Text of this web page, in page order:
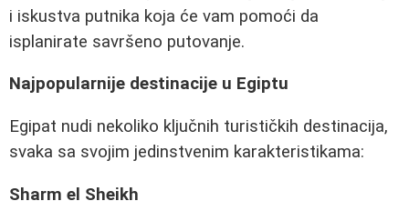
i iskustva putnika koja će vam pomoći da
isplanirate savršeno putovanje.
Najpopularnije destinacije u Egiptu
Egipat nudi nekoliko ključnih turističkih destinacija,
svaka sa svojim jedinstvenim karakteristikama:
Sharm el Sheikh